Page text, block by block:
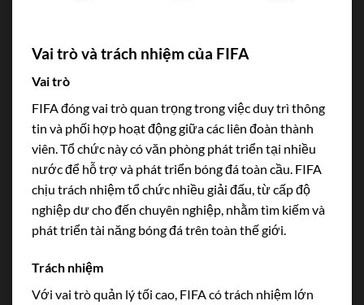
Vai trò và trách nhiệm của FIFA
Vai trò
FIFA đóng vai trò quan trọng trong việc duy trì thông
tin và phối hợp hoạt động giữa các liên đoàn thành
viên. Tổ chức này có văn phòng phát triển tại nhiều
nước để hỗ trợ và phát triển bóng đá toàn cầu. FIFA
chịu trách nhiệm tổ chức nhiều giải đấu, từ cấp độ
nghiệp dư cho đến chuyên nghiệp, nhằm tìm kiếm và
phát triển tài năng bóng đá trên toàn thế giới.
Trách nhiệm
Với vai trò quản lý tối cao, FIFA có trách nhiệm lớn